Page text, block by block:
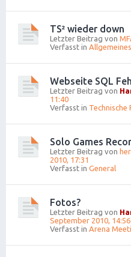
TS² wieder down
Letzter Beitrag von
Verfasst in Allgemeines
Webseite SQL
Letzter Beitrag von
11:40
Verfasst in Technische
Solo Games
Letzter Beitrag von
2010, 17:31
Verfasst in General
Fotos?
Letzter Beitrag von
September 2010, 14:56
Verfasst in Arena